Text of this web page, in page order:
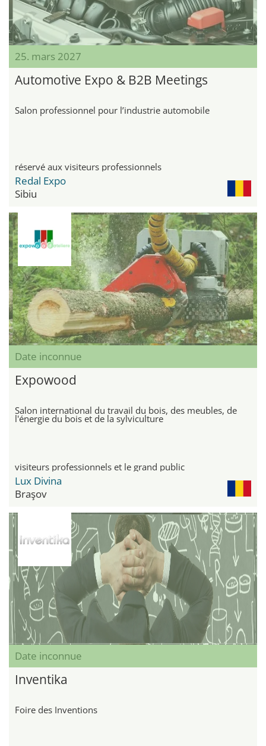
25. mars 2027
Automotive Expo & B2B Meetings
Salon professionnel pour l’industrie automobile
réservé aux visiteurs professionnels
Redal Expo
Sibiu
Date inconnue
Expowood
Salon international du travail du bois, des meubles, de
l'énergie du bois et de la sylviculture
visiteurs professionnels et le grand public
Lux Divina
Braşov
Date inconnue
Inventika
Foire des Inventions